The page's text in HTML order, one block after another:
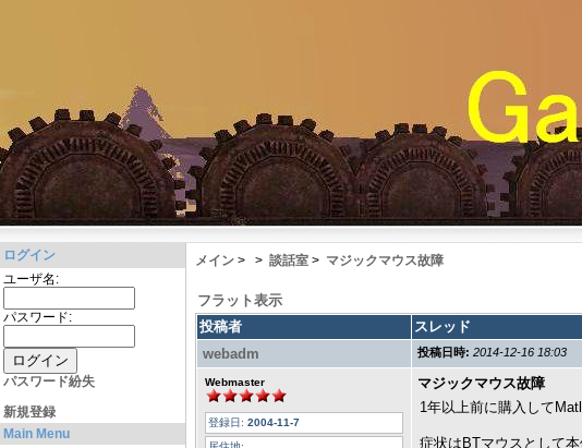
ログイン
ユーザ名:
パスワード:
パスワード紛失
新規登録
Main Menu
メイン > > 談話室 > マジックマウス故障
フラット表示
投稿者
スレッド
webadm
投稿日時: 2014-12-16 18:03
Webmaster
登録日: 2004-11-7
マジックマウス故障
1年以上前に購入して
症状はBTマウスとして